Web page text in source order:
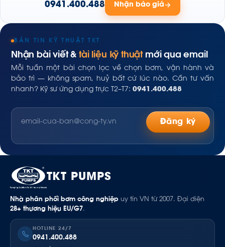
0941.400.488 Nhận báo giá
BẢN TIN KỸ THUẬT TKT
Nhận bài viết &tài liệu kỹ thuậtmới qua email
Mỗi tuần một bài chọn lọc về chọn bơm, vận hành và
bảo trì — không spam, huỷ bất cứ lúc nào. Cần tư vấn
nhanh? Kỹ sư ứng dụng trực T2–T7: 0941.400.488
Đăng ký
TKT PUMPS
Nhà phân phối bơm công nghiệp uy tín VN từ 2007. Đại diện
28+ thương hiệu EU/G7.
HOTLINE 24/7
0941.400.488